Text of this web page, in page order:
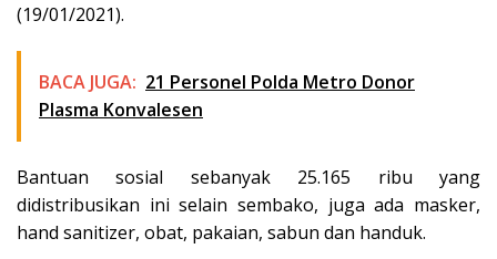
(19/01/2021).
BACA JUGA: 21 Personel Polda Metro Donor
Plasma Konvalesen
Bantuan sosial sebanyak 25.165 ribu yang
didistribusikan ini selain sembako, juga ada masker,
hand sanitizer, obat, pakaian, sabun dan handuk.